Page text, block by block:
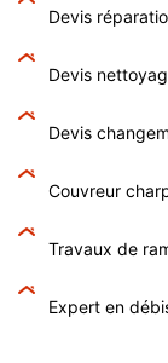
Devis
Devis
Devis
Couvreur
Travaux de
Expert en